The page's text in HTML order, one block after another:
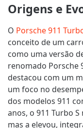
Origens e
O Porsche 911
conceito de um
como uma versão
renomado Porsche
destacou com um
um foco no
dos modelos 911
anos, o 911 Turbo
mas a elevou,